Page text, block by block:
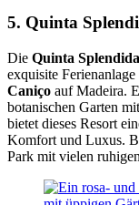
5. Quinta
Die Quinta
exquisite
Caniço auf Madeira.
botanischen Garten
bietet dieses Resort
Komfort und Luxus.
Park mit vielen ruhigen